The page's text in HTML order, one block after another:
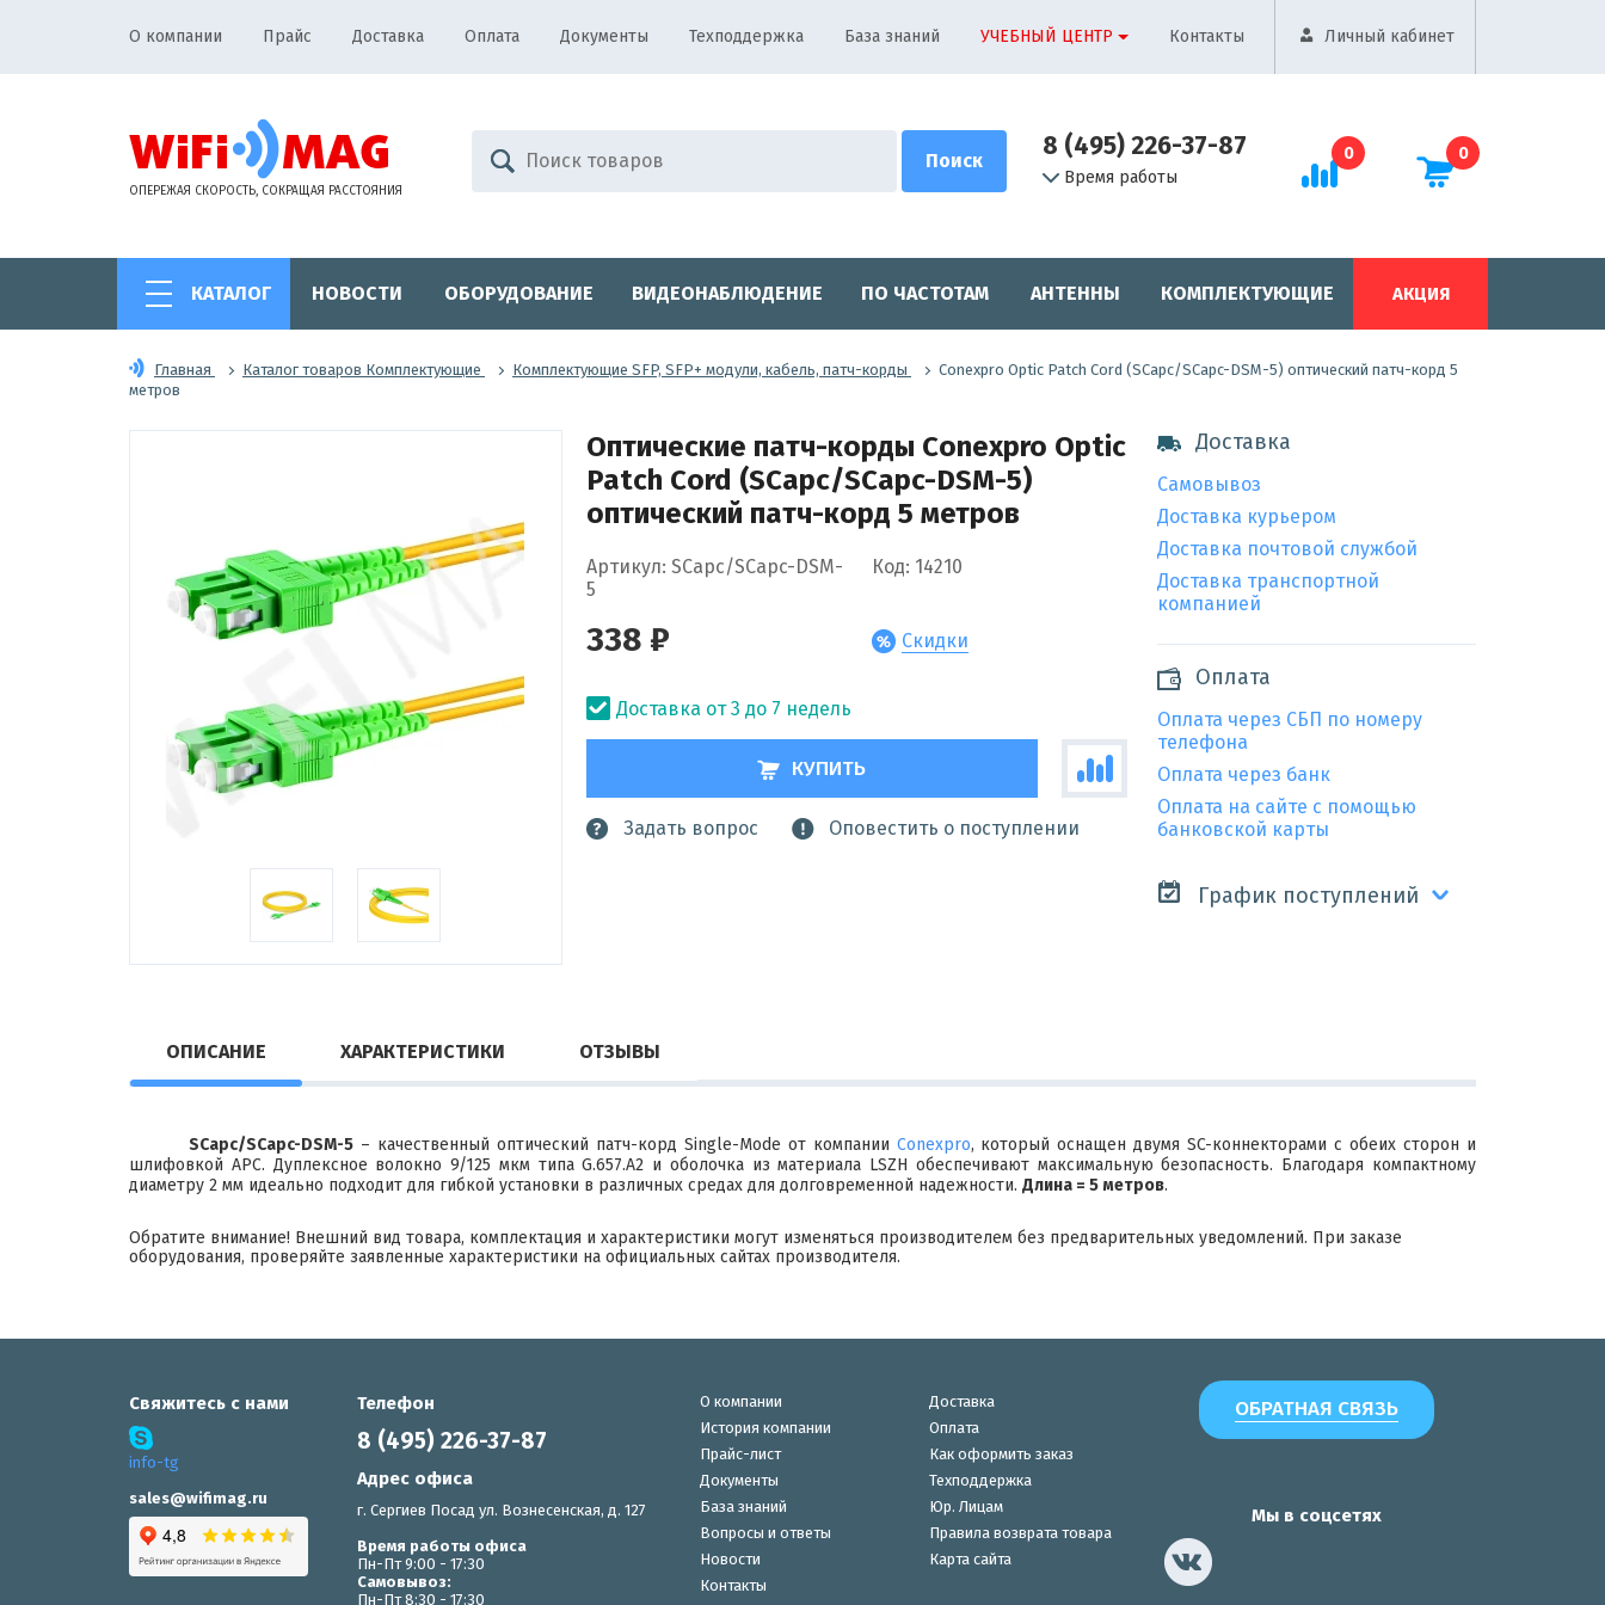
О компании Прайс Доставка Оплата Документы Техподдержка База знаний УЧЕБНЫЙ ЦЕНТР Контакты Личный кабинет
ОПЕРЕЖАЯ СКОРОСТЬ, СОКРАЩАЯ РАССТОЯНИЯ
8 (495) 226-37-87
Время работы
0 0
КАТАЛОГ НОВОСТИ ОБОРУДОВАНИЕ ВИДЕОНАБЛЮДЕНИЕ ПО ЧАСТОТАМ АНТЕННЫ КОМПЛЕКТУЮЩИЕ АКЦИЯ
Главная Каталог товаров Комплектующие Комплектующие SFP, SFP+ модули, кабель, патч-корды
Conexpro Optic Patch Cord (SCapc/SCapc-DSM-5) оптический патч-корд 5
метров
Оптические патч-корды Conexpro Optic
Patch Cord (SCapc/SCapc-DSM-5)
оптический патч-корд 5 метров
Артикул: SCapc/SCapc-DSM-
5
Код: 14210
338 ₽ Скидки
Доставка от 3 до 7 недель
КУПИТЬ
Задать вопрос Оповестить о поступлении
Доставка
Самовывоз
Доставка курьером
Доставка почтовой службой
Доставка транспортной
компанией
Оплата
Оплата через СБП по номеру
телефона
Оплата через банк
Оплата на сайте с помощью
банковской карты
График поступлений
ОПИСАНИЕ ХАРАКТЕРИСТИКИ ОТЗЫВЫ
SCapc/SCapc-DSM-5 – качественный оптический патч-корд Single-Mode от компании Сonexpro, который оснащен двумя SC-коннекторами с обеих сторон и
шлифовкой APC. Дуплексное волокно 9/125 мкм типа G.657.A2 и оболочка из материала LSZH обеспечивают максимальную безопасность. Благодаря компактному
диаметру 2 мм идеально подходит для гибкой установки в различных средах для долговременной надежности. Длина = 5 метров.
Обратите внимание! Внешний вид товара, комплектация и характеристики могут изменяться производителем без предварительных уведомлений. При заказе
оборудования, проверяйте заявленные характеристики на официальных сайтах производителя.
Свяжитесь с нами
info-tg
sales@wifimag.ru
Телефон
8 (495) 226-37-87
Адрес офиса
г. Сергиев Посад ул. Вознесенская, д. 127
Время работы офиса
Пн-Пт 9:00 - 17:30
Самовывоз:
Пн-Пт 8:30 - 17:30
О компании
История компании
Прайс-лист
Документы
База знаний
Вопросы и ответы
Новости
Контакты
Доставка
Оплата
Как оформить заказ
Техподдержка
Юр. Лицам
Правила возврата товара
Карта сайта
ОБРАТНАЯ СВЯЗЬ
Мы в соцсетях